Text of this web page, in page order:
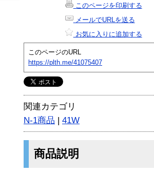
このページを印刷する
メールでURLを送る
お気に入りに追加する
このページのURL
https://plth.me/41075407
関連カテゴリ
N-1商品 | 41W
商品説明